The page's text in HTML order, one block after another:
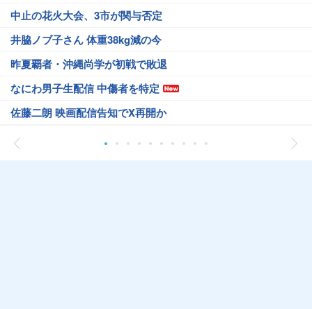
中止の花火大会、3市が関与否定
井脇ノブ子さん 体重38kg減の今
昨夏覇者・沖縄尚学が初戦で敗退
なにわ男子生配信 中傷者を特定
佐藤二朗 映画配信告知でX再開か